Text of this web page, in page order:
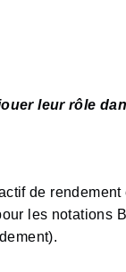
leur rôle
de
les